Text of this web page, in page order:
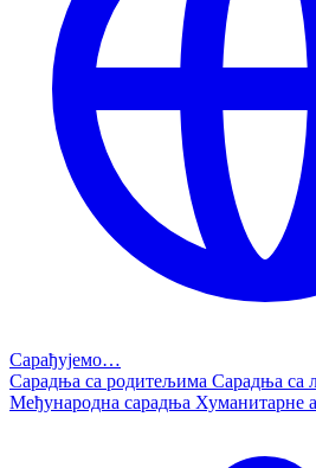
Сарађујемо…
Сарадња са родитељима Сарадња са
Међународна сарадња Хуманитарне